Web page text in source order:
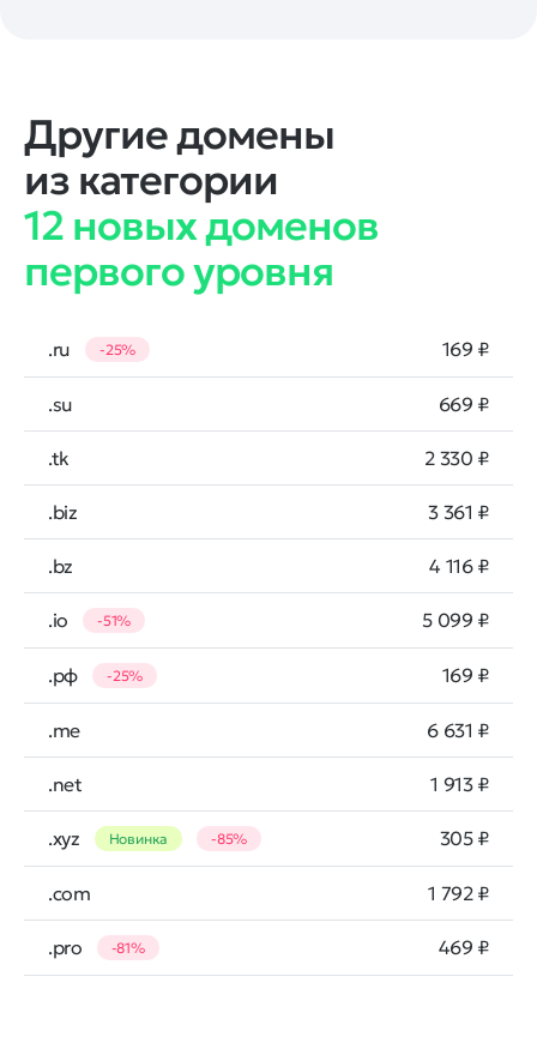
Другие домены
из категории
12 новых доменов
первого уровня
.ru -25% 169 ₽
.su 669 ₽
.tk 2 330 ₽
.biz 3 361 ₽
.bz 4 116 ₽
.io -51% 5 099 ₽
.рф -25% 169 ₽
.me 6 631 ₽
.net 1 913 ₽
.xyz Новинка -85% 305 ₽
.com 1 792 ₽
.pro -81% 469 ₽